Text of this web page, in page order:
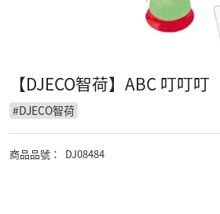
【DJECO智荷】ABC 叮叮叮
#DJECO智荷
商品品號 ： DJ08484